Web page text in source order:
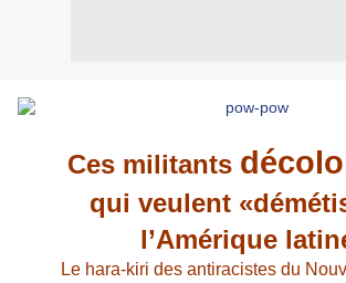
Ces militants
qui veulent
l’Amérique
Le hara-kiri des antiracistes du